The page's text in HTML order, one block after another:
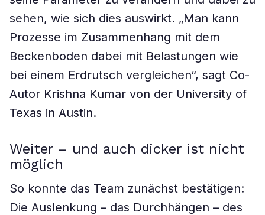
sehen, wie sich dies auswirkt. „Man kann
Prozesse im Zusammenhang mit dem
Beckenboden dabei mit Belastungen wie
bei einem Erdrutsch vergleichen“, sagt Co-
Autor Krishna Kumar von der University of
Texas in Austin.
Weiter – und auch dicker ist nicht
möglich
So konnte das Team zunächst bestätigen:
Die Auslenkung – das Durchhängen – des